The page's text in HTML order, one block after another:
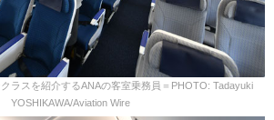
ラスを紹介するANAの客室乗務員＝PHOTO: Tadayuki
YOSHIKAWA/Aviation Wire